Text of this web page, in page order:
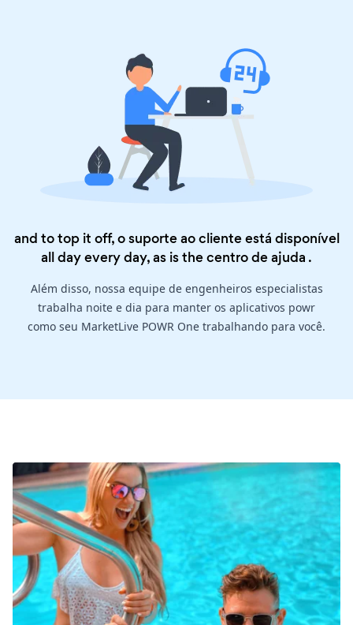
and to top it off, o suporte ao cliente está disponível
all day every day, as is thecentro de ajuda .
Além disso, nossa equipe de engenheiros especialistas
trabalha noite e dia para manter os aplicativos powr
como seu MarketLive POWR One trabalhando para você.